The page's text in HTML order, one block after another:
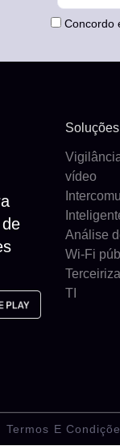
Concordo
Soluções
vídeo
Análise
Wi-Fi
TI
Termos E